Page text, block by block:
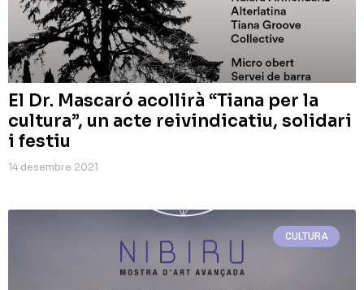
El Dr. Mascaró acollirà “Tiana per la
cultura”, un acte reivindicatiu, solidari
i festiu
14 desembre 2021
CULTURA